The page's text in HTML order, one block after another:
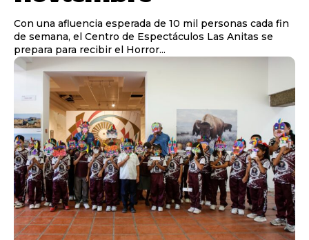
Con una afluencia esperada de 10 mil personas cada fin
de semana, el Centro de Espectáculos Las Anitas se
prepara para recibir el Horror...